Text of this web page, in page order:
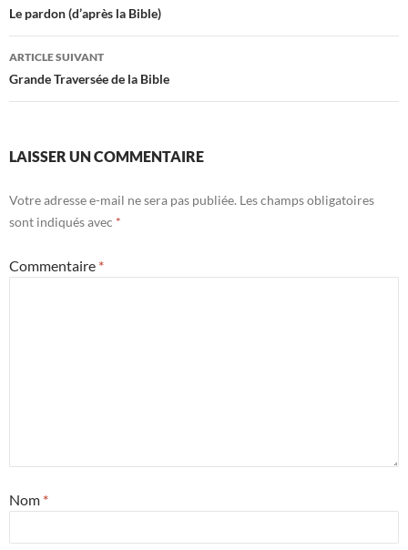
Navigation
des
articles
Le pardon (d’après la Bible)
ARTICLE SUIVANT
Grande Traversée de la Bible
LAISSER UN COMMENTAIRE
Votre adresse e-mail ne sera pas publiée. Les champs obligatoires
sont indiqués avec *
Commentaire *
Nom *